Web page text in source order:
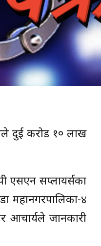
दुई करोड १० लाख
एसएन सप्लायर्सका
महानगरपालिका-४
आचार्यले जानकारी